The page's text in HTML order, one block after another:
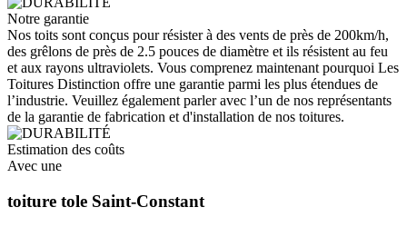
Notre garantie
Nos toits sont conçus pour résister à des vents de près de 200km/h,
des grêlons de près de 2.5 pouces de diamètre et ils résistent au feu
et aux rayons ultraviolets. Vous comprenez maintenant pourquoi Les
Toitures Distinction offre une garantie parmi les plus étendues de
l’industrie. Veuillez également parler avec l’un de nos représentants
de la garantie de fabrication et d'installation de nos toitures.
Estimation des coûts
Avec une
toiture tole Saint-Constant